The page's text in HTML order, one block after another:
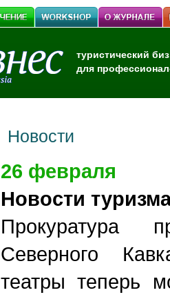
туристический
для
Новости
26 февраля
Новости
Прокуратура
Северного
театры теперь